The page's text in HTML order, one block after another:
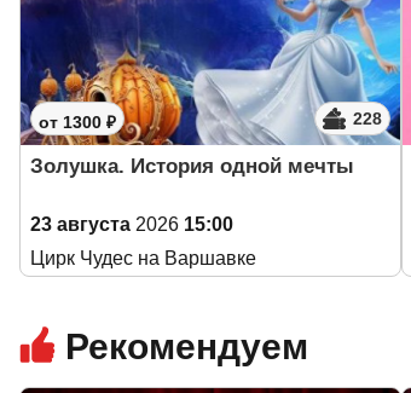
от 1300 ₽ 228
Золушка. История одной мечты
23 августа 2026 15:00
Цирк Чудес на Варшавке
Рекомендуем